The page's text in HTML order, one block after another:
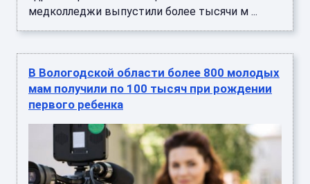
медколледжи выпустили более тысячи м ...
В Вологодской области более 800 молодых
мам получили по 100 тысяч при рождении
первого ребенка